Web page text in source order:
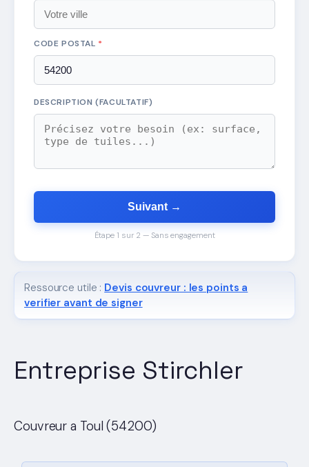
Entreprise Stirchler
Couvreur a Toul (54200)
CODE POSTAL *
DESCRIPTION (FACULTATIF)
Suivant →
Étape 1 sur 2 — Sans engagement
Ressource utile : Devis couvreur : les points a
verifier avant de signer